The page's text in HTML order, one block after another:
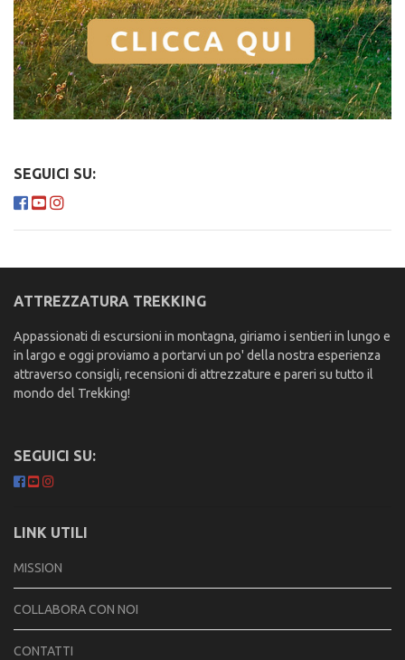
SEGUICI SU:
ATTREZZATURA TREKKING
Appassionati di escursioni in montagna, giriamo i sentieri in lungo e
in largo e oggi proviamo a portarvi un po' della nostra esperienza
attraverso consigli, recensioni di attrezzature e pareri su tutto il
mondo del Trekking!
SEGUICI SU:
LINK UTILI
MISSION
COLLABORA CON NOI
CONTATTI